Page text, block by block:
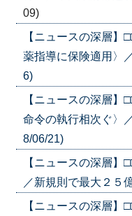
09)
【ニュースの深層
薬指導に保険適用〉
6)
【ニュースの深層
命令の執行相次ぐ〉
8/06/21)
【ニュースの深層
／新規則で最大２５
【ニュースの深層